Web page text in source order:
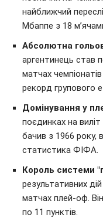
найближчий
Мбаппе з 18
Абсолютна
аргентинець став
матчах
рекорд групового
Домінування у
поєдинках на виліт
бачив з 1966 року,
статистика ФІФА.
Король системи
результативних
матчах плей-оф.
по 11 пунктів.